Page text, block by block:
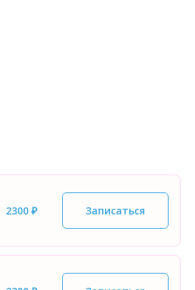
2300 ₽ Записаться